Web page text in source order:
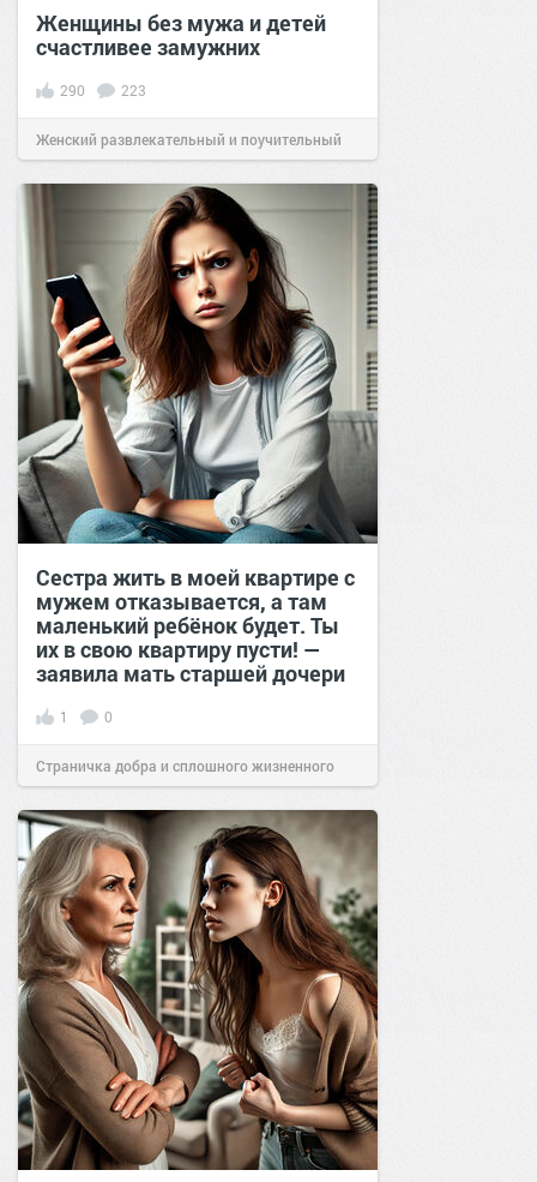
Женщины без мужа и детей
счастливее замужних
290 223
Женский развлекательный и поучительный
сайт.12:2826 ноя 2019
Сестра жить в моей квартире с
мужем отказывается, а там
маленький ребёнок будет. Ты
их в свою квартиру пусти! —
заявила мать старшей дочери
1 0
Страничка добра и сплошного жизненного
позитива!16:2003 фев 2025